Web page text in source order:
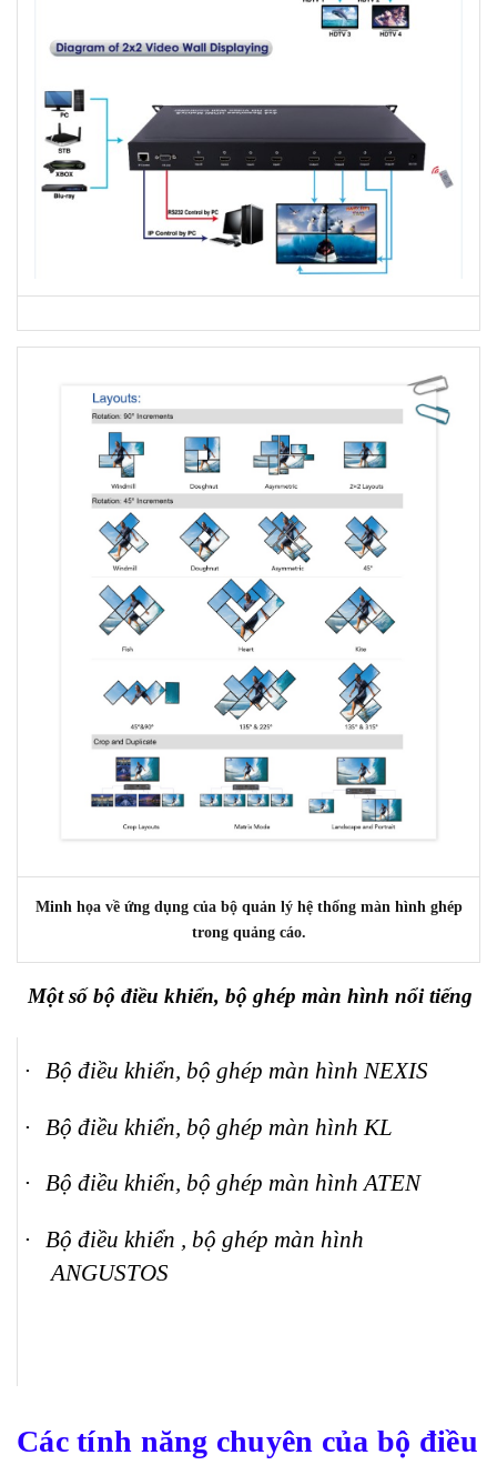
Minh họa về ứng dụng của bộ quản lý hệ thống màn hình ghép
trong quảng cáo.
Một số bộ điều khiển, bộ ghép màn hình nổi tiếng
· Bộ điều khiển, bộ ghép màn hình NEXIS
· Bộ điều khiển, bộ ghép màn hình KL
· Bộ điều khiển, bộ ghép màn hình ATEN
·
Bộ điều khiển , bộ ghép màn hình
ANGUSTOS
Cáctính năng chuyên của bộ điều